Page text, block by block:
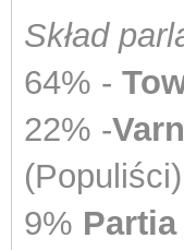
Skład
64% -
22% -
(Populiści)
9%